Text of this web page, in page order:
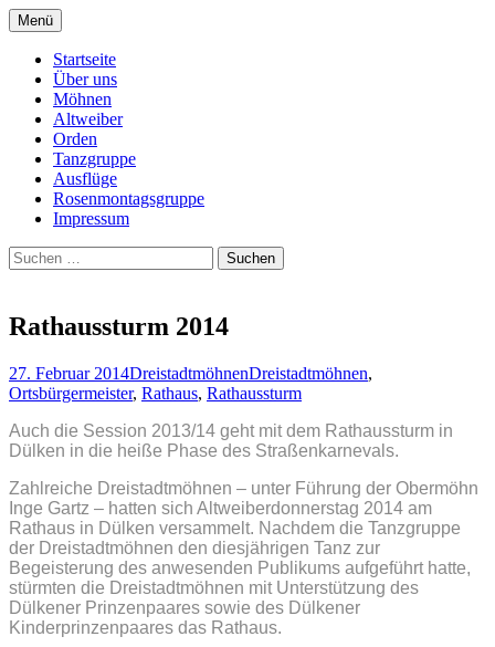
Dreistadtmöhnen Dülken
Menü Springe
zum
Inhalt
Startseite
Über uns
Möhnen
Altweiber
Orden
Tanzgruppe
Ausflüge
Rosenmontagsgruppe
Impressum
Suchen
nach:
Rathaussturm 2014
27. Februar 2014DreistadtmöhnenDreistadtmöhnen,
Ortsbürgermeister, Rathaus, Rathaussturm
Auch die Session 2013/14 geht mit dem Rathaussturm in
Dülken in die heiße Phase des Straßenkarnevals.
Zahlreiche Dreistadtmöhnen – unter Führung der Obermöhn
Inge Gartz – hatten sich Altweiberdonnerstag 2014 am
Rathaus in Dülken versammelt. Nachdem die Tanzgruppe
der Dreistadtmöhnen den diesjährigen Tanz zur
Begeisterung des anwesenden Publikums aufgeführt hatte,
stürmten die Dreistadtmöhnen mit Unterstützung des
Dülkener Prinzenpaares sowie des Dülkener
Kinderprinzenpaares das Rathaus.